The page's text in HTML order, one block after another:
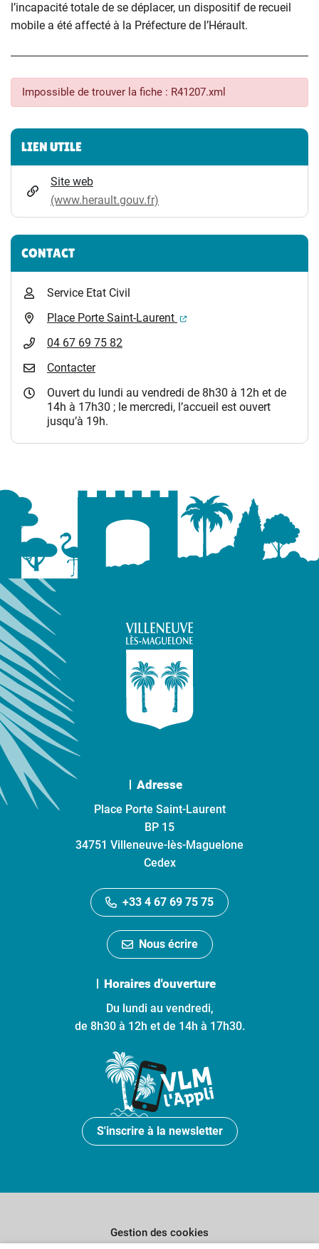
l’incapacité totale de se déplacer, un dispositif de recueil
mobile a été affecté à la Préfecture de l’Hérault.
Impossible de trouver la fiche : R41207.xml
Informations complémentaires
LIEN UTILE
Site web
(www.herault.gouv.fr)
CONTACT
Service Etat Civil
Place Porte Saint-Laurent
(ouverture dans un
04 67 69 75 82
Contacter
Ouvert du lundi au vendredi de 8h30 à 12h et de
14h à 17h30 ; le mercredi, l’accueil est ouvert
jusqu’à 19h.
Adresse
Place Porte Saint-Laurent
BP 15
34751 Villeneuve-lès-Maguelone
Cedex
+33 4 67 69 75 75
Nous écrire
Horaires d'ouverture
Du lundi au vendredi,
de 8h30 à 12h et de 14h à 17h30.
S'inscrire à la newsletter
Gestion des cookies